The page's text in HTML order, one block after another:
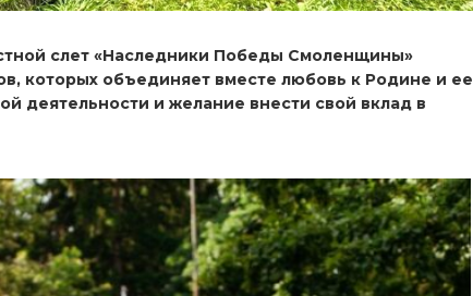
слет «Наследники Победы Смоленщины»
которых объединяет вместе любовь к Родине и ее
деятельности и желание внести свой вклад в